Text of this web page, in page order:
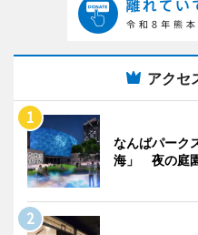
アクセ
なんばパーク
海」 夜の庭